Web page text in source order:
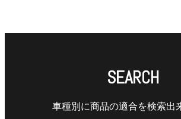
SEARCH
車種別に商品の適合を検索出